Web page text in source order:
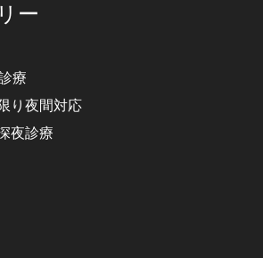
ー
療
り夜間対応
夜診療